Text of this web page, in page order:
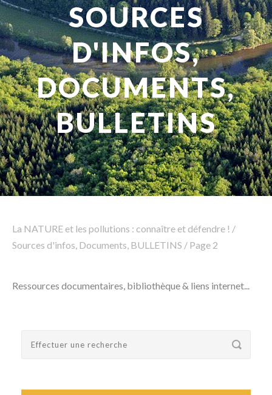
Rechercher
SOURCES
D'INFOS,
DOCUMENTS,
BULLETINS
La NATURE et les pollutions : connaître et défendre ! /
Sources d'infos, Documents, BULLETINS / Page 2
Ressources documentaires, bibliothèque & liens internet...